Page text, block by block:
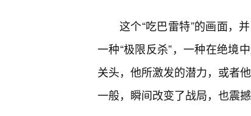
这个“吃巴雷特”的画面，
一种“极限反杀”，一种在绝境
关头，他所激发的潜力，或者
一般，瞬间改变了战局，也震